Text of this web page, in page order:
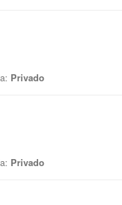
Privado
Privado